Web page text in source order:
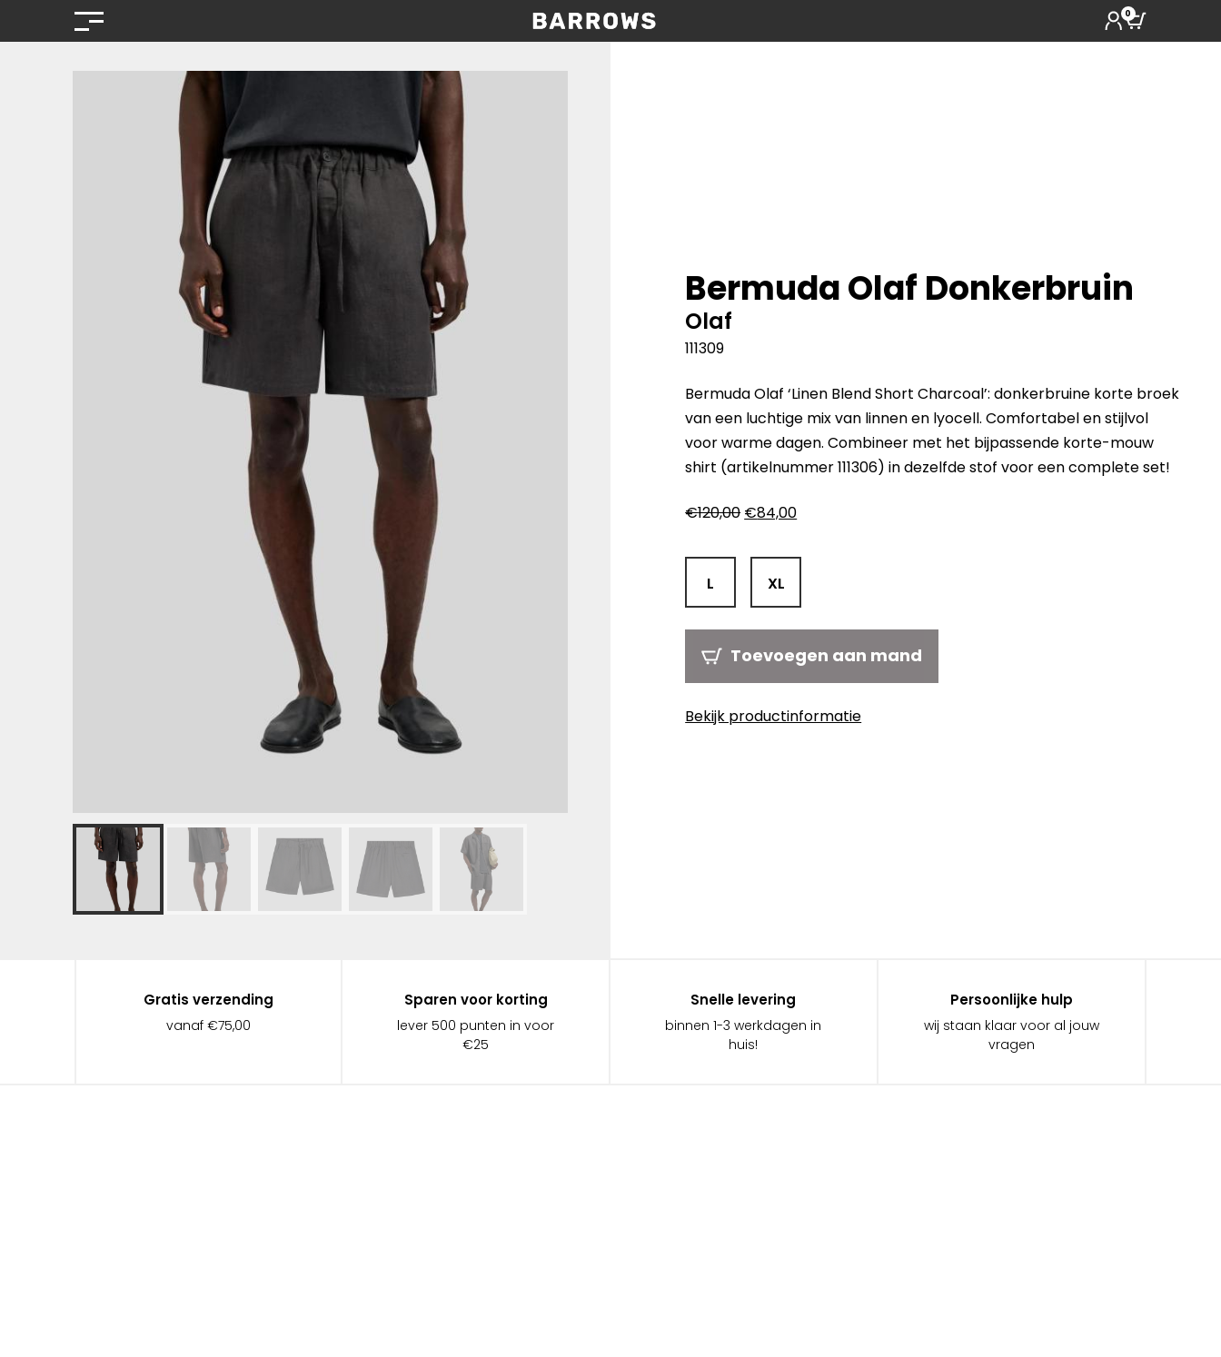
0
Bermuda Olaf Donkerbruin
Olaf
111309
Bermuda Olaf ‘Linen Blend Short Charcoal’: donkerbruine korte broek
van een luchtige mix van linnen en lyocell. Comfortabel en stijlvol
voor warme dagen. Combineer met het bijpassende korte-mouw
shirt (artikelnummer 111306) in dezelfde stof voor een complete set!
€120,00 Oorspronkelijke
was:
€120,00.
€84,00Huidige
is:
L XL
Toevoegen aan mand
Bekijk productinformatie
Gratis verzending
vanaf €75,00
Sparen voor korting
lever 500 punten in voor
€25
Snelle levering
binnen 1-3 werkdagen in
huis!
Persoonlijke hulp
wij staan klaar voor al jouw
vragen